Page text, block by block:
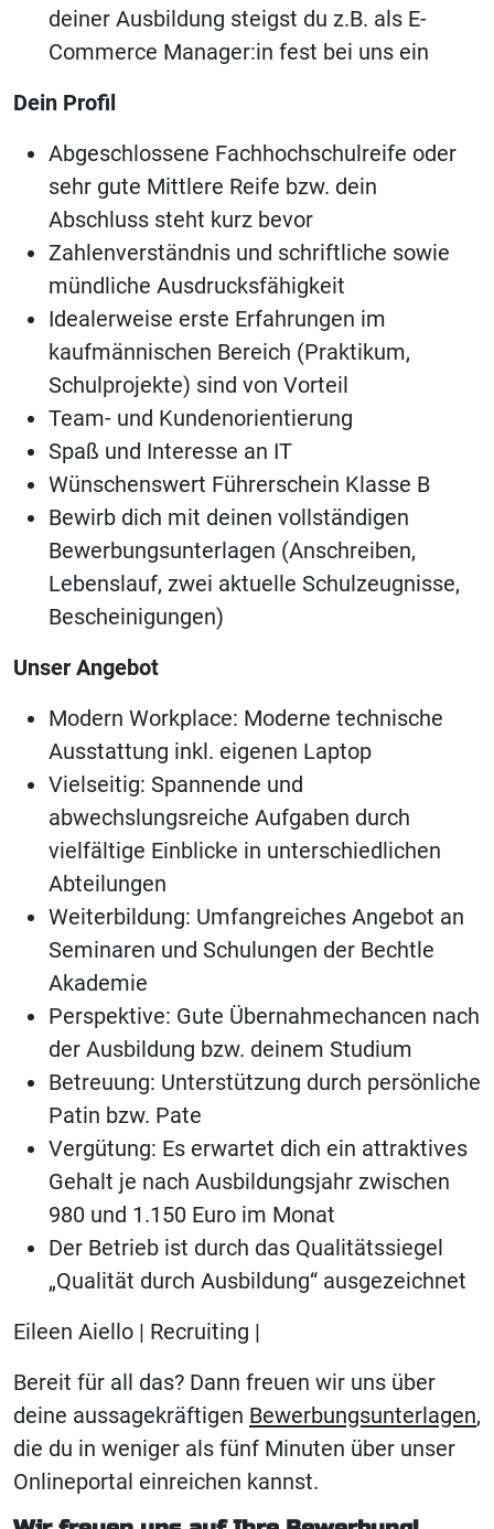
deiner Ausbildung steigst du z.B. als E-
Commerce Manager:in fest bei uns ein
Dein Profil
Abgeschlossene Fachhochschulreife oder
sehr gute Mittlere Reife bzw. dein
Abschluss steht kurz bevor
Zahlenverständnis und schriftliche sowie
mündliche Ausdrucksfähigkeit
Idealerweise erste Erfahrungen im
kaufmännischen Bereich (Praktikum,
Schulprojekte) sind von Vorteil
Team- und Kundenorientierung
Spaß und Interesse an IT
Wünschenswert Führerschein Klasse B
Bewirb dich mit deinen vollständigen
Bewerbungsunterlagen (Anschreiben,
Lebenslauf, zwei aktuelle Schulzeugnisse,
Bescheinigungen)
Unser Angebot
Modern Workplace: Moderne technische
Ausstattung inkl. eigenen Laptop
Vielseitig: Spannende und
abwechslungsreiche Aufgaben durch
vielfältige Einblicke in unterschiedlichen
Abteilungen
Weiterbildung: Umfangreiches Angebot an
Seminaren und Schulungen der Bechtle
Akademie
Perspektive: Gute Übernahmechancen nach
der Ausbildung bzw. deinem Studium
Betreuung: Unterstützung durch persönliche
Patin bzw. Pate
Vergütung: Es erwartet dich ein attraktives
Gehalt je nach Ausbildungsjahr zwischen
980 und 1.150 Euro im Monat
Der Betrieb ist durch das Qualitätssiegel
„Qualität durch Ausbildung“ ausgezeichnet
Eileen Aiello | Recruiting |
Bereit für all das? Dann freuen wir uns über
deine aussagekräftigen Bewerbungsunterlagen,
die du in weniger als fünf Minuten über unser
Onlineportal einreichen kannst.